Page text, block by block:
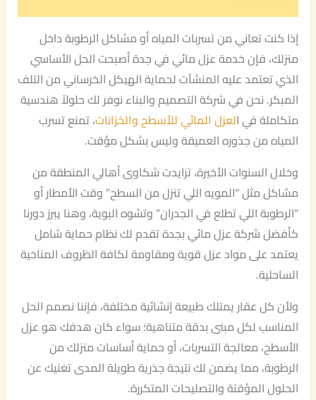
إذا كنت تعاني من تسربات المياه أو مشاكل الرطوبة داخل
منزلك، فإن خدمة عزل مائي في جدة أصبحت الحل الأساسي
الذي تعتمد عليه المنشآت لحماية الهيكل الخرساني من التلف
المبكر. نحن في شركة التصميم والبناء نوفر لك حلولاً هندسية
متكاملة في العزل المائي للأسطح والخزانات، تمنع تسرب
المياه من جذوره العميقة وليس بشكل مؤقت.
وخلال السنوات الأخيرة، تزايدت شكاوى أهالي المنطقة من
مشاكل مثل “المويه اللي تنزل من السطح” وقت الأمطار أو
“الرطوبة اللي تطلع في الجدران” وتشوه البوية، وهنا يبرز دورنا
كأفضل شركة عزل مائي بجدة تقدم لك نظام حماية شامل
يعتمد على مواد عزل قوية ومقاومة لكافة الظروف المناخية
الساحلية.
ولأن كل عقار يمتلك طبيعة إنشائية مختلفة، فإننا نصمم الحل
المناسب لكل مبنى بدقة متناهية؛ سواء كان هدفك هو عزل
الأسطح، معالجة التسربات، أو حماية أساسات منزلك من
الرطوبة، مما يضمن لك نتيجة جذرية طويلة المدى تغنيك عن
الحلول المؤقتة والتصليحات المتكررة.